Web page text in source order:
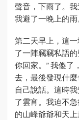
聲音，下雨了。
我避了一晚上的雨
第二天早上，這
了一陣竊竊私語
你回家。” 我傻了
去，最後發現什
自己說話。這時
了雲宵。我迫不
的山峰爺爺和天